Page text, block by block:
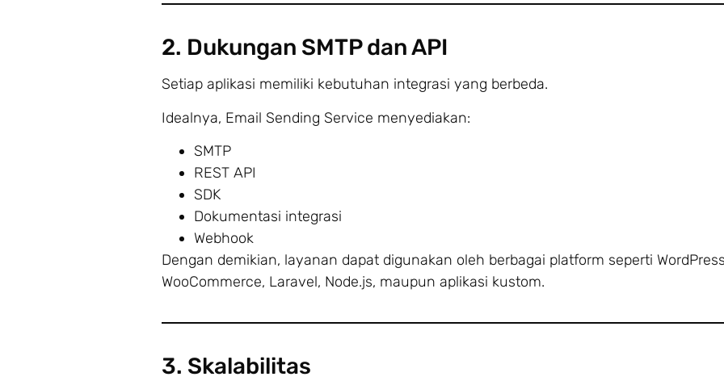
2. Dukungan SMTP dan API
Setiap aplikasi memiliki kebutuhan integrasi yang berbeda.
Idealnya, Email Sending Service menyediakan:
SMTP
REST API
SDK
Dokumentasi integrasi
Webhook
Dengan demikian, layanan dapat digunakan oleh berbagai platform seperti
WooCommerce, Laravel, Node.js, maupun aplikasi kustom.
3. Skalabilitas